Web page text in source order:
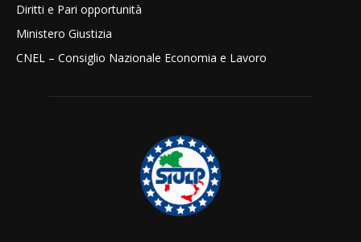
Diritti e Pari opportunità
Ministero Giustizia
CNEL – Consiglio Nazionale Economia e Lavoro